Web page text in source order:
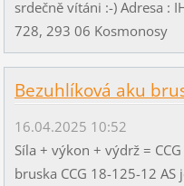
srdečně vítáni :-) Adresa :
728, 293 06 Kosmonosy
Bezuhlíková aku
16.04.2025 10:52
Síla + výkon + výdrž =
bruska CCG 18-125-12